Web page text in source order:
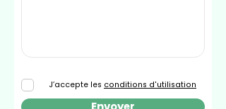
J’accepte les conditions d'utilisation